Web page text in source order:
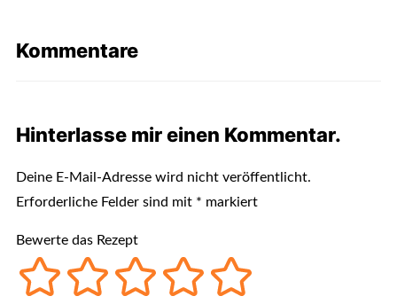
Kommentare
Hinterlasse mir einen Kommentar.
Deine E-Mail-Adresse wird nicht veröffentlicht.
Erforderliche Felder sind mit * markiert
Bewerte das Rezept